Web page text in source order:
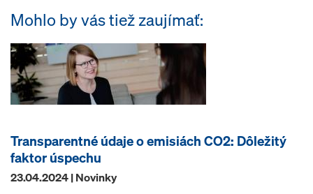
Mohlo by vás tiež zaujímať:
Transparentné údaje o emisiách CO2: Dôležitý
faktor úspechu
23.04.2024 | Novinky